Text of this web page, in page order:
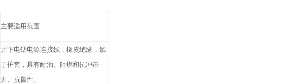
主要适用范围
井下电钻电源连接线，橡皮绝缘，氯
丁护套，具有耐油、阻燃和抗冲击
力、抗撕性。